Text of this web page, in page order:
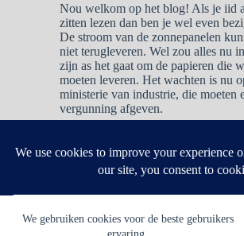
We gebruiken cookies voor de beste gebruikers
Nou welkom op het blog! Als je iid
zitten lezen dan ben je wel even
De stroom van de zonnepanelen
niet terugleveren. Wel zou alles nu
zijn as het gaat om de papieren die
moeten leveren. Het wachten is nu
ministerie van industrie, die moeten
vergunning afgeven.
Reacties zijn gesloten.